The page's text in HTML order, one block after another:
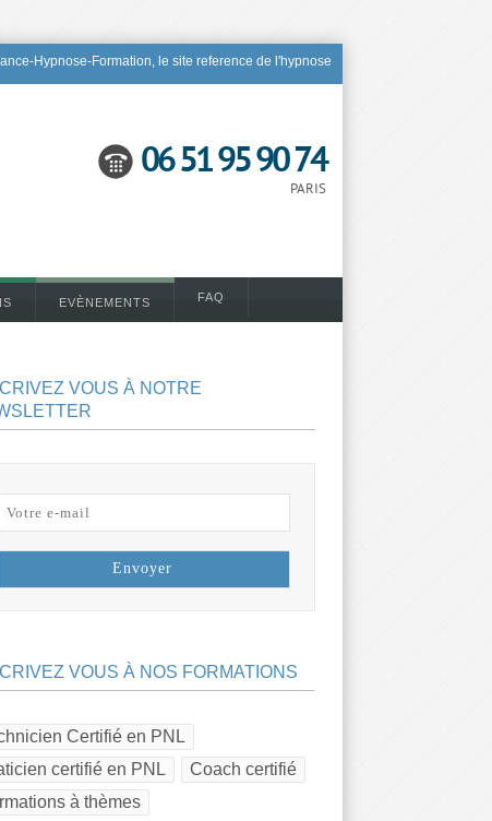
Hypnose-Formation, le site reference de l'hypnose
06 51 95 90 74
PARIS
EVÈNEMENTS FAQ
VOUS À NOTRE
VOUS À NOS FORMATIONS
Certifié en PNL
certifié en PNL
Coach certifié
à thèmes